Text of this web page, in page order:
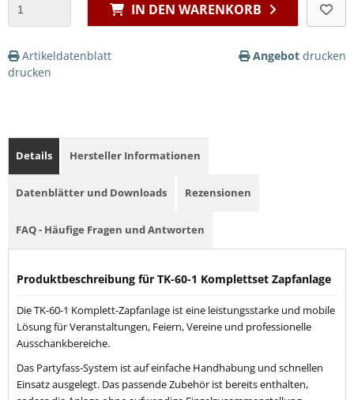
IN DEN WARENKORB
Artikeldatenblatt
drucken
Angebot drucken
Details Hersteller Informationen
Datenblätter und Downloads Rezensionen
FAQ - Häufige Fragen und Antworten
Produktbeschreibung für TK-60-1 Komplettset Zapfanlage
Die TK-60-1 Komplett-Zapfanlage ist eine leistungsstarke und mobile
Lösung für Veranstaltungen, Feiern, Vereine und professionelle
Ausschankbereiche.
Das Partyfass-System ist auf einfache Handhabung und schnellen
Einsatz ausgelegt. Das passende Zubehör ist bereits enthalten,